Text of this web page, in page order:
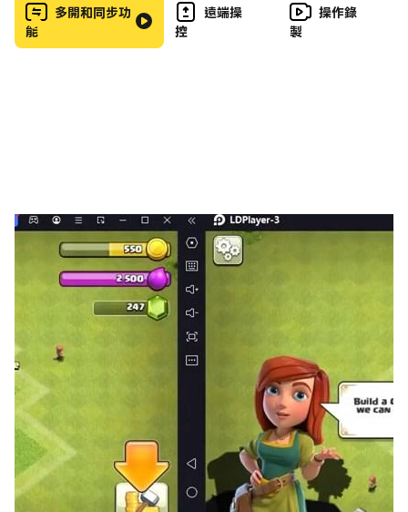
多開和同步功
能
遠端操
控
操作錄
製